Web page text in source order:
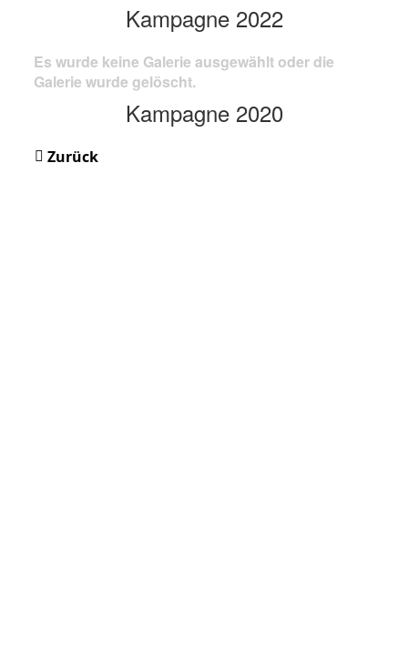
Kampagne 2022
Es wurde keine Galerie ausgewählt oder die
Galerie wurde gelöscht.
Kampagne 2020
Zurück